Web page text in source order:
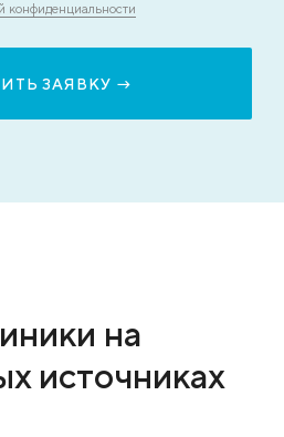
конфиденциальности
на
источниках